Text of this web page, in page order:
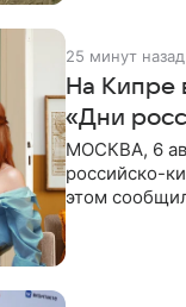
25 минут назад
На Кипре
«Дни
МОСКВА, 6
российско-
этом